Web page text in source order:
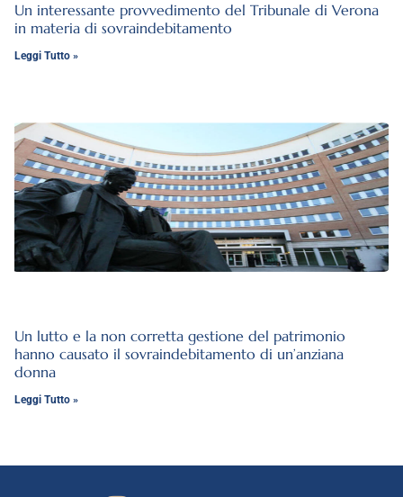
Un interessante provvedimento del Tribunale di Verona
in materia di sovraindebitamento
Leggi Tutto »
Un lutto e la non corretta gestione del patrimonio
hanno causato il sovraindebitamento di un’anziana
donna
Leggi Tutto »